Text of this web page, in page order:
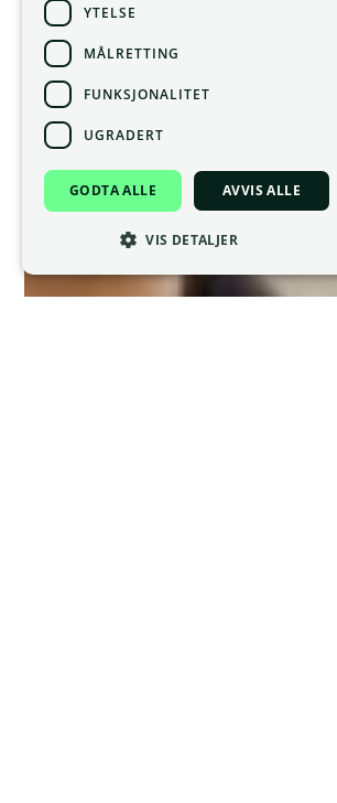
YTELSE
MÅLRETTING
FUNKSJONALITET
UGRADERT
GODTA ALLE AVVIS ALLE
VIS DETALJER